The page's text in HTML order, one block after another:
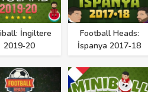
İngiltere
2019‑20
Football Heads:
İspanya 2017‑18